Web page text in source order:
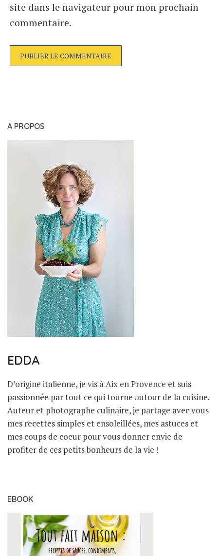
site dans le navigateur pour mon prochain
commentaire.
A PROPOS
EDDA
D’origine italienne, je vis à Aix en Provence et suis
passionnée par tout ce qui tourne autour de la cuisine.
Auteur et photographe culinaire, je partage avec vous
mes recettes simples et ensoleillées, mes astuces et
mes coups de coeur pour vous donner envie de
profiter de ces petits bonheurs de la vie !
EBOOK